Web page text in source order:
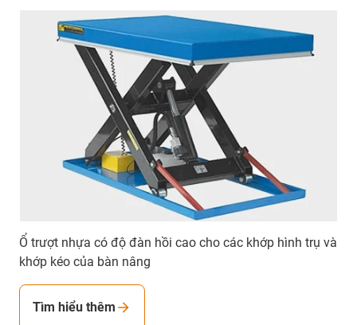
Ổ trượt nhựa có độ đàn hồi cao cho các khớp hình trụ và
khớp kéo của bàn nâng
Tìm hiểu thêm